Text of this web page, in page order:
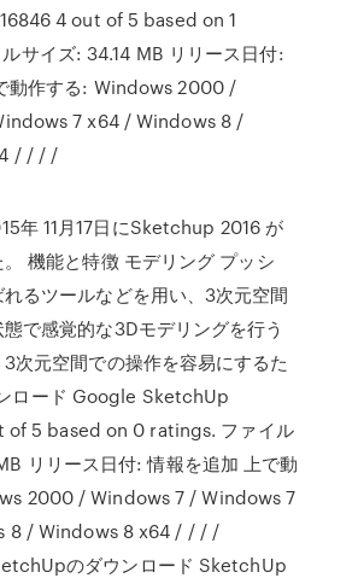
4 out of 5 based on 1
サイズ: 34.14 MB リリース日付:
動作する: Windows 2000 /
7 x64 / Windows 8 /
/ / / /
年 11月17日にSketchup 2016 が
機能と特徴 モデリング プッシ
るツールなどを用い、3次元空間
で感覚的な3Dモデリングを行う
次元空間での操作を容易にするた
ロード Google SketchUp
of 5 based on 0 ratings. ファイル
リリース日付: 情報を追加 上で動
2000 / Windows 7 / Windows 7
8 / Windows 8 x64 / / / /
のダウンロード SketchUp